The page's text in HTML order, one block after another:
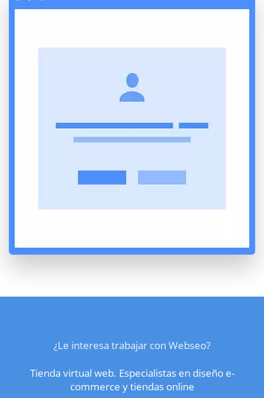
¿Le interesa trabajar con Webseo?
Tienda virtual web. Especialistas en diseño e-
commerce y tiendas online